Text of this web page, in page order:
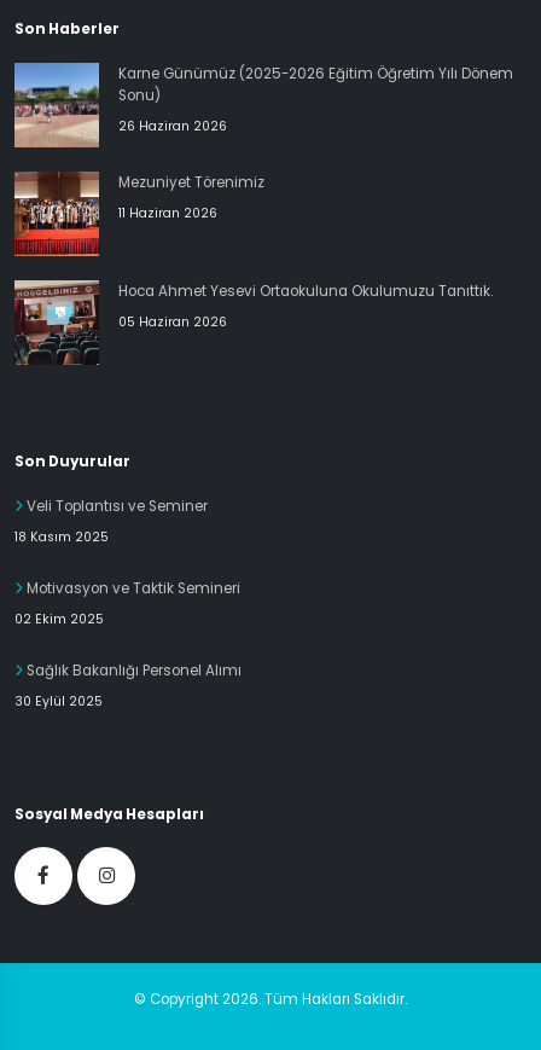
Son Haberler
Karne Günümüz (2025-2026 Eğitim Öğretim Yılı Dönem
Sonu)
26 Haziran 2026
Mezuniyet Törenimiz
11 Haziran 2026
Hoca Ahmet Yesevi Ortaokuluna Okulumuzu Tanıttık.
05 Haziran 2026
Son Duyurular
Veli Toplantısı ve Seminer
18 Kasım 2025
Motivasyon ve Taktik Semineri
02 Ekim 2025
Sağlık Bakanlığı Personel Alımı
30 Eylül 2025
Sosyal Medya Hesapları
© Copyright 2026. Tüm Hakları Saklıdır.